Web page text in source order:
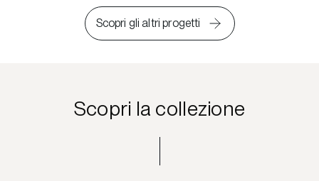
Scopri gli altri progetti
Scopri la collezione